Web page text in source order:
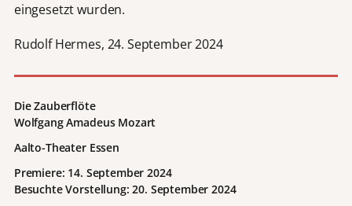
eingesetzt wurden.
Rudolf Hermes, 24. September 2024
Die Zauberflöte
Wolfgang Amadeus Mozart
Aalto-Theater Essen
Premiere: 14. September 2024
Besuchte Vorstellung: 20. September 2024